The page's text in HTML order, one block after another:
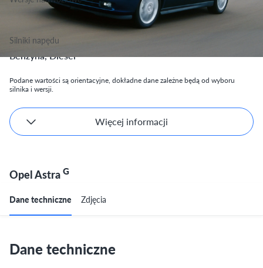
Coupe, Hatchback, Sedan, Kombi
Silniki napędu
Benzyna, Diesel
Podane wartości są orientacyjne, dokładne dane zależne będą od wyboru
silnika i wersji.
Więcej informacji
Opel AstraG
Dane techniczne Zdjęcia
Dane techniczne